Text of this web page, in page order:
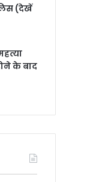
(देखें
के बाद